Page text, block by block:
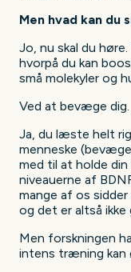
Men hvad kan du
Jo, nu skal du
hvorpå du kan
små molekyler og
Ved at bevæge dig.
Ja, du læste helt
menneske
med til at holde
niveauerne af
mange af os
og det er altså
Men forskningen
intens træning kan